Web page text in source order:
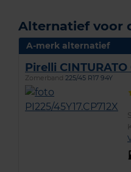
Alternatief voor
A-merk alternatief
Pirelli CINTURATO
Zomerband 225/45 R17 94Y